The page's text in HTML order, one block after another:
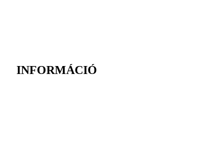
INFORMÁCIÓ